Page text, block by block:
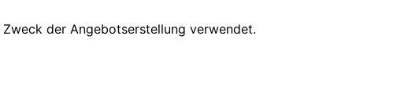
der Angebotserstellung verwendet.